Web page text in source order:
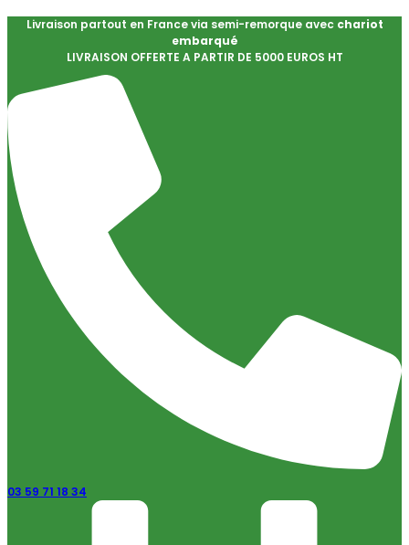
Livraison partout en France via semi-remorque avec chariot
embarqué
LIVRAISON OFFERTE A PARTIR DE 5000 EUROS HT
03 59 71 18 34